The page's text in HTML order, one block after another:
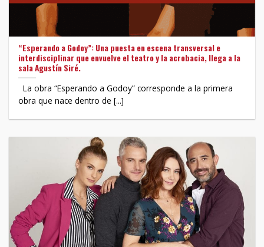
“Esperando a Godoy”: Una puesta en escena transversal e
interdisciplinar que envuelve el teatro y la acrobacia, llega a la
sala Agustín Siré.
La obra “Esperando a Godoy” corresponde a la primera
obra que nace dentro de [...]